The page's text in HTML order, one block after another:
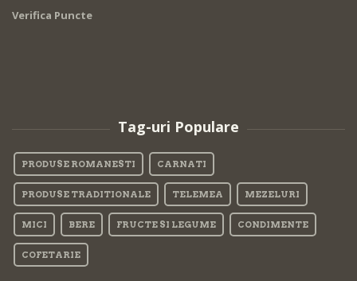
Verifica Puncte
Tag-uri Populare
PRODUSE ROMANESTI CARNATI
PRODUSE TRADITIONALE TELEMEA MEZELURI
MICI BERE FRUCTE SI LEGUME CONDIMENTE
COFETARIE